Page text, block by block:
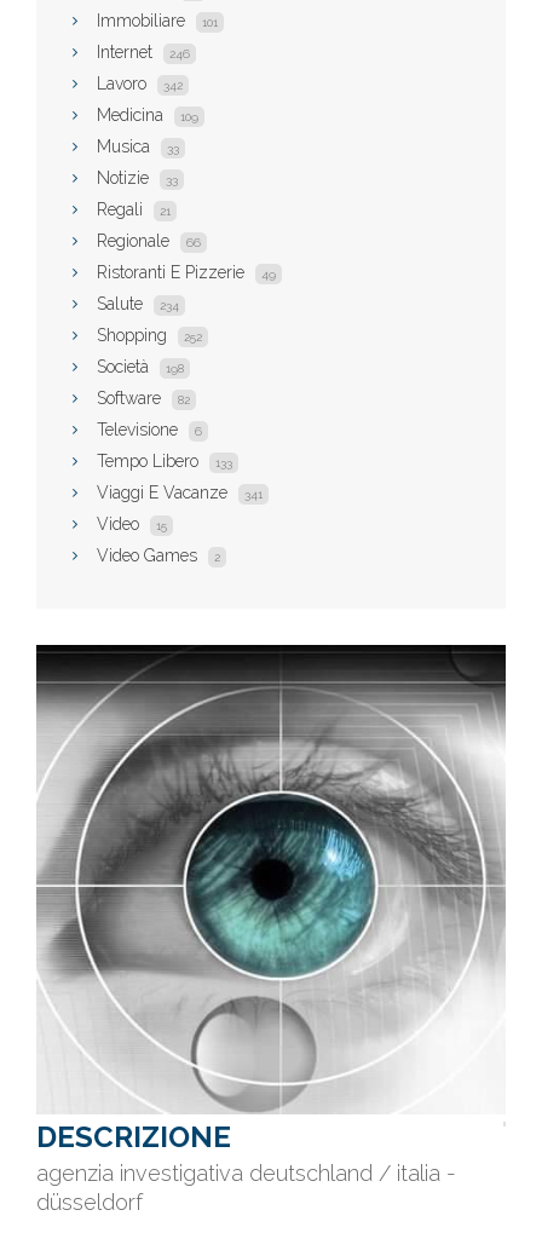
Immobiliare 101
Internet 246
Lavoro 342
Medicina 109
Musica 33
Notizie 33
Regali 21
Regionale 66
Ristoranti E Pizzerie 49
Salute 234
Shopping 252
Società 198
Software 82
Televisione 6
Tempo Libero 133
Viaggi E Vacanze 341
Video 15
Video Games 2
DESCRIZIONE
agenzia investigativa deutschland / italia -
düsseldorf